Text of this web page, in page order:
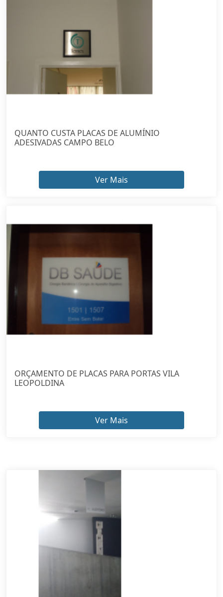
QUANTO CUSTA PLACAS DE ALUMÍNIO
ADESIVADAS CAMPO BELO
Ver Mais
ORÇAMENTO DE PLACAS PARA PORTAS VILA
LEOPOLDINA
Ver Mais